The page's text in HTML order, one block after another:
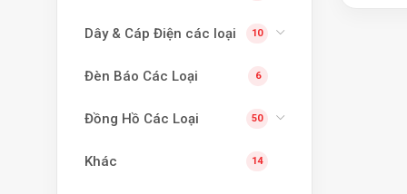
Dây & Cáp Điện các loại 10
Đèn Báo Các Loại 6
Đồng Hồ Các Loại 50
Khác 14